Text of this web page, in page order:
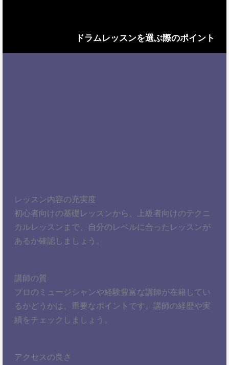
ドラムレッスンを選ぶ際のポイント
レッスン内容の充実度
初心者向けの基礎レッスンから、上級者向けのテクニ
カルレッスンまで、自分のレベルに合ったレッスンが
あるか確認しましょう。
講師の質
プロのミュージシャンや経験豊富な講師が在籍してい
るかどうかは、重要なポイントです。講師の経歴や実
績をチェックしましょう。
アクセスの良さ